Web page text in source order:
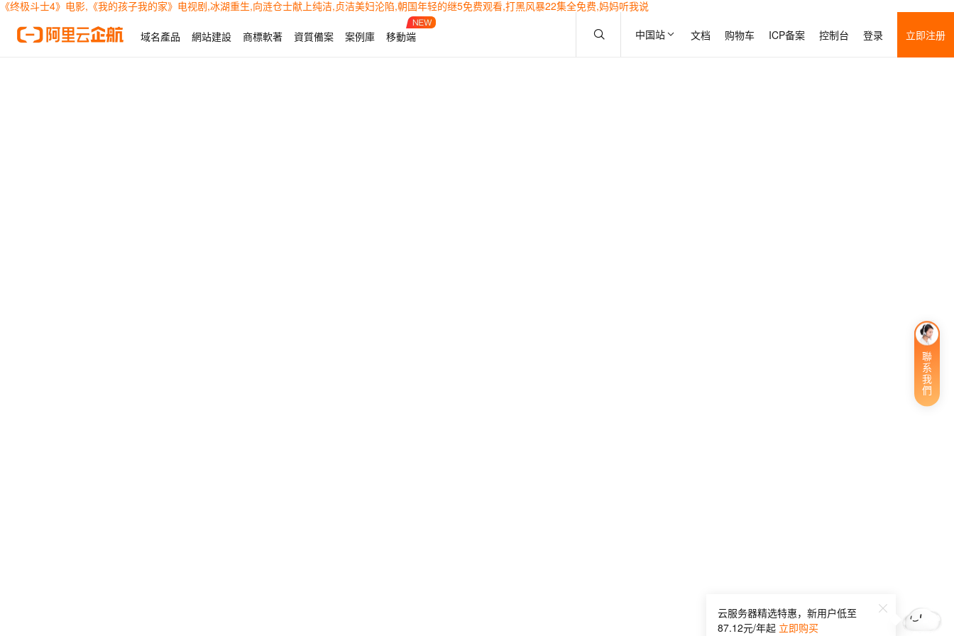
《终极斗士4》电影,《我的孩子我的家》电视剧,冰湖重生,向涟仓士献上纯洁,贞洁美妇沦陷,朝国年轻的继5免费观看,打黑风暴22集全免费,妈妈听我说
域名產品 網站建設 商標軟著 資質備案 案例庫 移動端 中国站 文档 购物车 ICP备案 控制台 登录 立即注册
聯系我們
云服务器精选特惠，新用户低至
87.12元/年起 立即购买